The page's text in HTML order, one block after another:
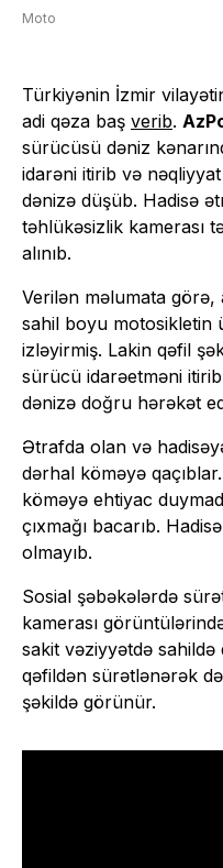
Moto
Türkiyənin İzmir
adi qəza baş verib.
sürücüsü dəniz
idarəni itirib və
dənizə düşüb. Hadisə
təhlükəsizlik kamerası
alınıb.
Verilən məlumata görə,
sahil boyu motosikletin
izləyirmiş. Lakin qəfil
sürücü idarəetməni
dənizə doğru hərəkət
Ətrafda olan və
dərhal köməyə
köməyə ehtiyac
çıxmağı bacarıb.
olmayıb.
Sosial şəbəkələrdə
kamerası
sakit vəziyyətdə sahildə
qəfildən sürətlənərək
şəkildə görünür.